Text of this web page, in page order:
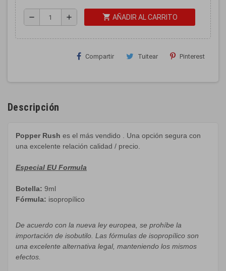
remove add shopping_cart AÑADIR AL CARRITO
Compartir Tuitear Pinterest
Descripción
Popper Rush es el más vendido Una opción segura con
una excelente relación calidad / precio.
Especial EU Formula
Botella: 9ml
Fórmula: isopropílico
De acuerdo con la nueva ley europea se prohíbe la
importación de isobutilo Las fórmulas de isopropílico son
una excelente alternativa legal, manteniendo los mismos
efectos